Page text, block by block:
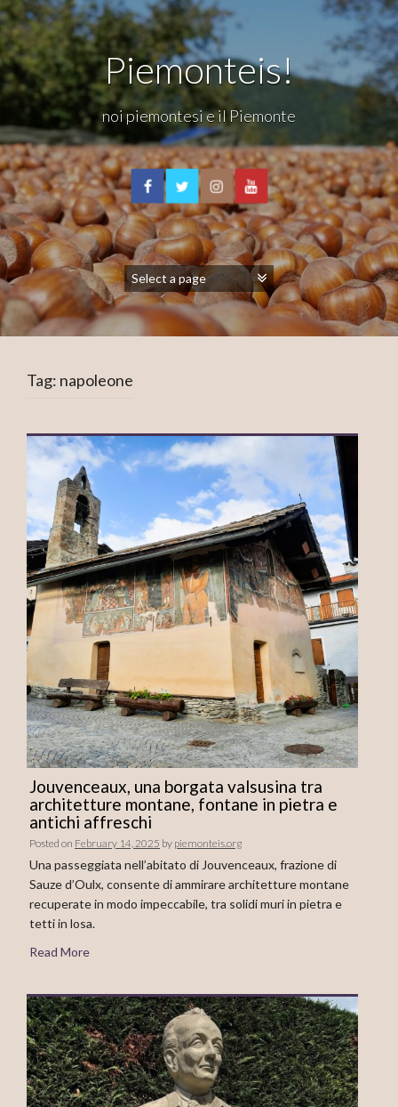
Piemonteis!
noi piemontesi e il Piemonte
Tag: napoleone
Jouvenceaux, una borgata valsusina tra
architetture montane, fontane in pietra e
antichi affreschi
Posted on February 14, 2025 by piemonteis.org
Una passeggiata nell’abitato di Jouvenceaux, frazione di
Sauze d’Oulx, consente di ammirare architetture montane
recuperate in modo impeccabile, tra solidi muri in pietra e
tetti in losa.
Read More